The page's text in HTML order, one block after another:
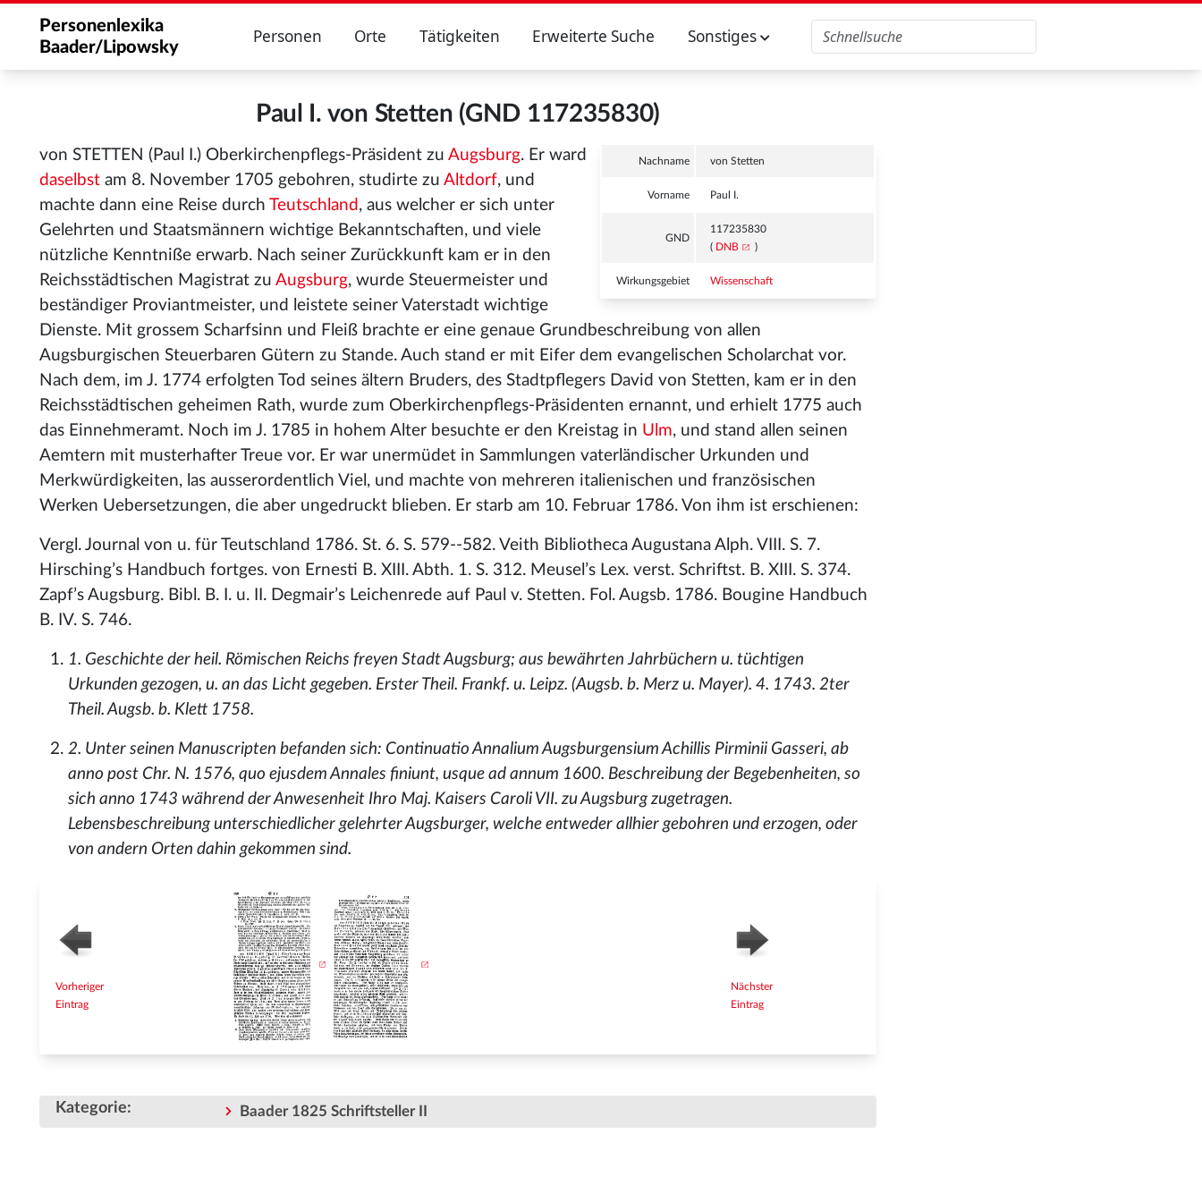
Personenlexika
Baader/Lipowsky
Personen Orte Tätigkeiten Erweiterte Suche Sonstiges
Paul I. von Stetten (GND 117235830)
Nachname von Stetten
Vorname Paul I.
GND
117235830
( DNB )
Wirkungsgebiet Wissenschaft
von STETTEN (Paul I.) Oberkirchenpflegs-Präsident zu Augsburg. Er ward
daselbst am 8. November 1705 gebohren, studirte zu Altdorf, und
machte dann eine Reise durch Teutschland , aus welcher er sich unter
Gelehrten und Staatsmännern wichtige Bekanntschaften, und viele
nützliche Kenntniße erwarb. Nach seiner Zurückkunft kam er in den
Reichsstädtischen Magistrat zu Augsburg, wurde Steuermeister und
beständiger Proviantmeister, und leistete seiner Vaterstadt wichtige
Dienste. Mit grossem Scharfsinn und Fleiß brachte er eine genaue Grundbeschreibung von allen
Augsburgischen Steuerbaren Gütern zu Stande. Auch stand er mit Eifer dem evangelischen Scholarchat vor.
Nach dem, im J. 1774 erfolgten Tod seines ältern Bruders, des Stadtpflegers David von Stetten, kam er in den
Reichsstädtischen geheimen Rath, wurde zum Oberkirchenpflegs-Präsidenten ernannt, und erhielt 1775 auch
das Einnehmeramt. Noch im J. 1785 in hohem Alter besuchte er den Kreistag in Ulm, und stand allen seinen
Aemtern mit musterhafter Treue vor. Er war unermüdet in Sammlungen vaterländischer Urkunden und
Merkwürdigkeiten, las ausserordentlich Viel, und machte von mehreren italienischen und französischen
Werken Uebersetzungen, die aber ungedruckt blieben. Er starb am 10. Februar 1786. Von ihm ist erschienen:
Vergl. Journal von u. für Teutschland 1786. St. 6. S. 579--582. Veith Bibliotheca Augustana Alph. VIII. S. 7.
Hirsching’s Handbuch fortges. von Ernesti B. XIII. Abth. 1. S. 312. Meusel’s Lex. verst. Schriftst. B. XIII. S. 374.
Zapf’s Augsburg. Bibl. B. I. u. II. Degmair’s Leichenrede auf Paul v. Stetten. Fol. Augsb. 1786. Bougine Handbuch
B. IV. S. 746.
1. Geschichte der heil. Römischen Reichs freyen Stadt Augsburg; aus bewährten Jahrbüchern u. tüchtigen
Urkunden gezogen, u. an das Licht gegeben. Erster Theil. Frankf. u. Leipz. (Augsb. b. Merz u. Mayer). 4. 1743. 2ter
Theil. Augsb. b. Klett 1758.
2. Unter seinen Manuscripten befanden sich: Continuatio Annalium Augsburgensium Achillis Pirminii Gasseri, ab
anno post Chr. N. 1576, quo ejusdem Annales finiunt, usque ad annum 1600. Beschreibung der Begebenheiten, so
sich anno 1743 während der Anwesenheit Ihro Maj. Kaisers Caroli VII. zu Augsburg zugetragen.
Lebensbeschreibung unterschiedlicher gelehrter Augsburger, welche entweder allhier gebohren und erzogen, oder
von andern Orten dahin gekommen sind.
Vorheriger
Eintrag
Nächster
Eintrag
Kategorie: Baader 1825 Schriftsteller II